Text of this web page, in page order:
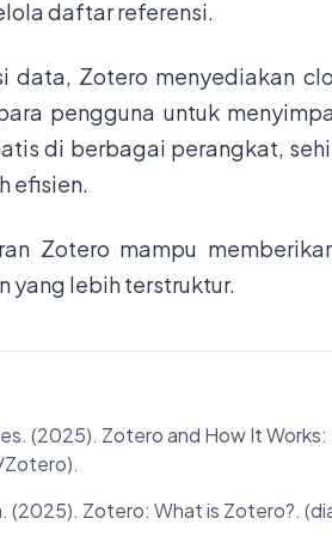
daftar referensi.
data, Zotero menyediakan
pengguna untuk
di berbagai perangkat,
efisien.
Zotero mampu
yang lebih terstruktur.
(2025). Zotero and How It
(2025). Zotero: What is Zotero?.